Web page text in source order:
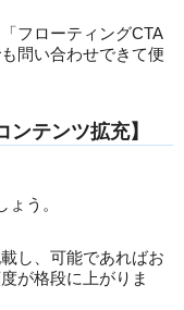
フローティングCTA
問い合わせできて便
テンツ拡充】
う。
し、可能であればお
が格段に上がりま